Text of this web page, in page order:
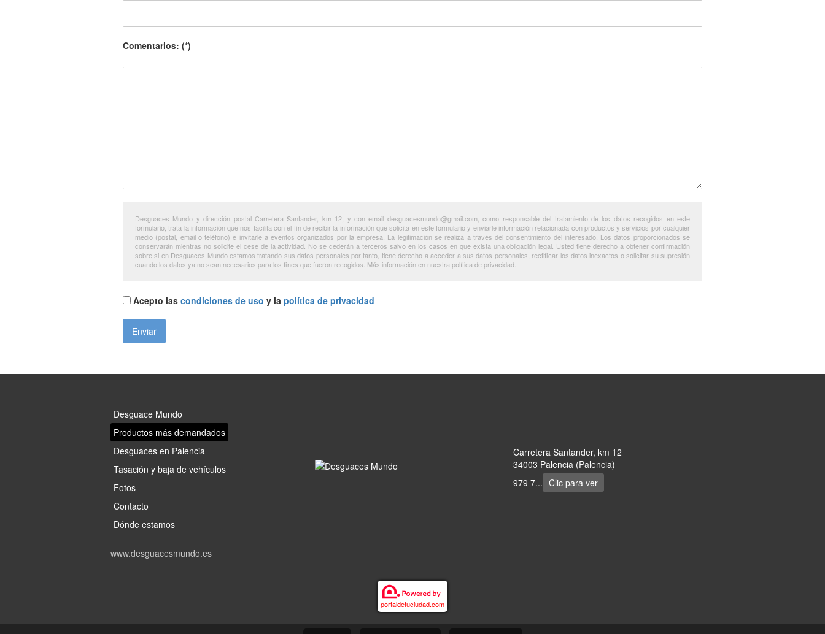
Comentarios: (*)
Desguaces Mundo y dirección postal Carretera Santander, km 12, y con email desguacesmundo@gmail.com, como responsable del tratamiento de los datos recogidos en este
formulario, trata la información que nos facilita con el fin de recibir la información que solicita en este formulario y enviarle información relacionada con productos y servicios por cualquier
medio (postal, email o teléfono) e invitarle a eventos organizados por la empresa. La legitimación se realiza a través del consentimiento del interesado. Los datos proporcionados se
conservarán mientras no solicite el cese de la actividad. No se cederán a terceros salvo en los casos en que exista una obligación legal. Usted tiene derecho a obtener confirmación
sobre si en Desguaces Mundo estamos tratando sus datos personales por tanto, tiene derecho a acceder a sus datos personales, rectificar los datos inexactos o solicitar su supresión
cuando los datos ya no sean necesarios para los fines que fueron recogidos. Más información en nuestra política de privacidad.
Acepto las condiciones de uso y la política de privacidad
Desguace Mundo
Productos más demandados
Desguaces en Palencia
Tasación y baja de vehículos
Fotos
Contacto
Dónde estamos
Carretera Santander, km 12
34003 Palencia (Palencia)
979 7... Clic para ver
www.desguacesmundo.es
portaldetuciudad.com